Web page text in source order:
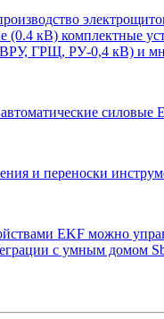
(0.4 кВ) комплектные
ГРЩ, РУ-0,4 кВ) и
силовые
и переноски
EKF можно
с умным домом